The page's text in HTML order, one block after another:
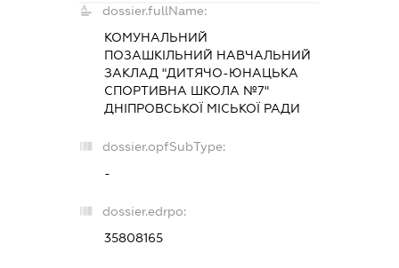
dossier.fullName:
КОМУНАЛЬНИЙ
ПОЗАШКІЛЬНИЙ НАВЧАЛЬНИЙ
ЗАКЛАД "ДИТЯЧО-ЮНАЦЬКА
СПОРТИВНА ШКОЛА №7"
ДНІПРОВСЬКОЇ МІСЬКОЇ РАДИ
dossier.opfSubType:
-
dossier.edrpo:
35808165